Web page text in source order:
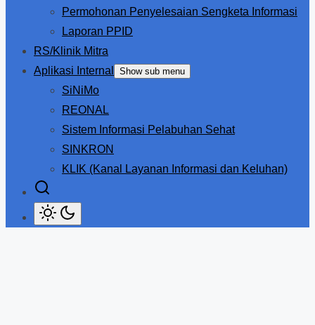
Permohonan Penyelesaian Sengketa Informasi
Laporan PPID
RS/Klinik Mitra
Aplikasi Internal
Show sub menu
SiNiMo
REONAL
Sistem Informasi Pelabuhan Sehat
SINKRON
KLIK (Kanal Layanan Informasi dan Keluhan)